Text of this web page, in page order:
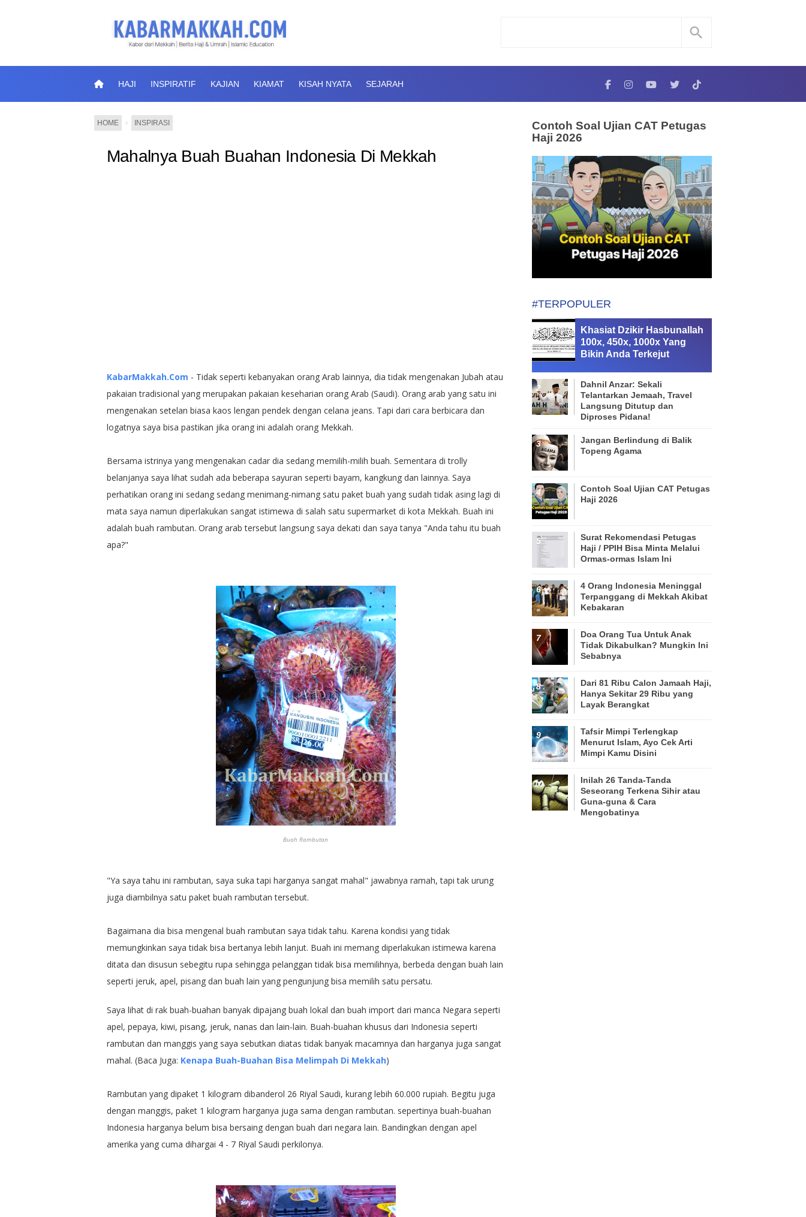
HAJI INSPIRATIF KAJIAN KIAMAT KISAH NYATA SEJARAH
HOME › INSPIRASI
Mahalnya Buah Buahan Indonesia Di Mekkah
KabarMakkah.Com - Tidak seperti kebanyakan orang Arab lainnya, dia tidak mengenakan Jubah atau
pakaian tradisional yang merupakan pakaian keseharian orang Arab (Saudi). Orang arab yang satu ini
mengenakan setelan biasa kaos lengan pendek dengan celana jeans. Tapi dari cara berbicara dan
logatnya saya bisa pastikan jika orang ini adalah orang Mekkah.
Bersama istrinya yang mengenakan cadar dia sedang memilih-milih buah. Sementara di trolly
belanjanya saya lihat sudah ada beberapa sayuran seperti bayam, kangkung dan lainnya. Saya
perhatikan orang ini sedang sedang menimang-nimang satu paket buah yang sudah tidak asing lagi di
mata saya namun diperlakukan sangat istimewa di salah satu supermarket di kota Mekkah. Buah ini
adalah buah rambutan. Orang arab tersebut langsung saya dekati dan saya tanya "Anda tahu itu buah
apa?"
Buah Rambutan
"Ya saya tahu ini rambutan, saya suka tapi harganya sangat mahal" jawabnya ramah, tapi tak urung
juga diambilnya satu paket buah rambutan tersebut.
Bagaimana dia bisa mengenal buah rambutan saya tidak tahu. Karena kondisi yang tidak
memungkinkan saya tidak bisa bertanya lebih lanjut. Buah ini memang diperlakukan istimewa karena
ditata dan disusun sebegitu rupa sehingga pelanggan tidak bisa memilihnya, berbeda dengan buah lain
seperti jeruk, apel, pisang dan buah lain yang pengunjung bisa memilih satu persatu.
Saya lihat di rak buah-buahan banyak dipajang buah lokal dan buah import dari manca Negara seperti
apel, pepaya, kiwi, pisang, jeruk, nanas dan lain-lain. Buah-buahan khusus dari Indonesia seperti
rambutan dan manggis yang saya sebutkan diatas tidak banyak macamnya dan harganya juga sangat
mahal. (Baca Juga: Kenapa Buah-Buahan Bisa Melimpah Di Mekkah)
Rambutan yang dipaket 1 kilogram dibanderol 26 Riyal Saudi, kurang lebih 60.000 rupiah. Begitu juga
dengan manggis, paket 1 kilogram harganya juga sama dengan rambutan. sepertinya buah-buahan
Indonesia harganya belum bisa bersaing dengan buah dari negara lain. Bandingkan dengan apel
amerika yang cuma dihargai 4 - 7 Riyal Saudi perkilonya.
Contoh Soal Ujian CAT Petugas
Haji 2026
#TERPOPULER
Khasiat Dzikir Hasbunallah
100x, 450x, 1000x Yang
Bikin Anda Terkejut
Dahnil Anzar: Sekali
Telantarkan Jemaah, Travel
Langsung Ditutup dan
Diproses Pidana!
Jangan Berlindung di Balik
Topeng Agama
Contoh Soal Ujian CAT Petugas
Haji 2026
Surat Rekomendasi Petugas
Haji / PPIH Bisa Minta Melalui
Ormas-ormas Islam Ini
4 Orang Indonesia Meninggal
Terpanggang di Mekkah Akibat
Kebakaran
Doa Orang Tua Untuk Anak
Tidak Dikabulkan? Mungkin Ini
Sebabnya
Dari 81 Ribu Calon Jamaah Haji,
Hanya Sekitar 29 Ribu yang
Layak Berangkat
Tafsir Mimpi Terlengkap
Menurut Islam, Ayo Cek Arti
Mimpi Kamu Disini
Inilah 26 Tanda-Tanda
Seseorang Terkena Sihir atau
Guna-guna & Cara
Mengobatinya